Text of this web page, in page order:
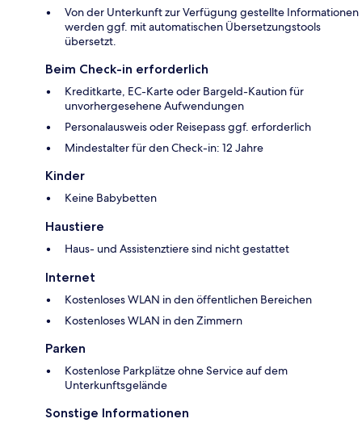
Von der Unterkunft zur Verfügung gestellte Informationen
werden ggf. mit automatischen Übersetzungstools
übersetzt.
Beim Check-in erforderlich
Kreditkarte, EC-Karte oder Bargeld-Kaution für
unvorhergesehene Aufwendungen
Personalausweis oder Reisepass ggf. erforderlich
Mindestalter für den Check-in: 12 Jahre
Kinder
Keine Babybetten
Haustiere
Haus- und Assistenztiere sind nicht gestattet
Internet
Kostenloses WLAN in den öffentlichen Bereichen
Kostenloses WLAN in den Zimmern
Parken
Kostenlose Parkplätze ohne Service auf dem
Unterkunftsgelände
Sonstige Informationen